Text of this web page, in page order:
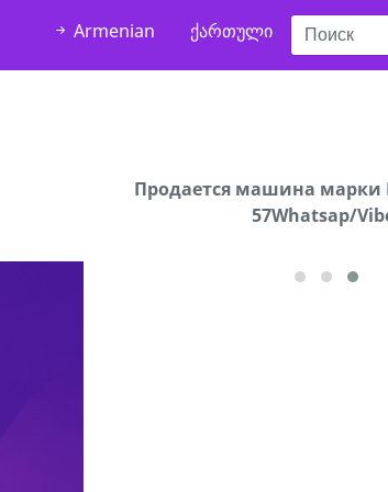
Armenian ქართული
Продается машина марки
57Whatsap/